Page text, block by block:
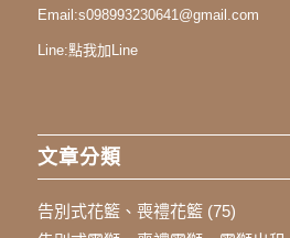
Email:s098993230641@gmail.com
Line:點我加Line
文章分類
告別式花籃、喪禮花籃(75)